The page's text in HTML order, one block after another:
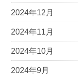
2024年12月
2024年11月
2024年10月
2024年9月